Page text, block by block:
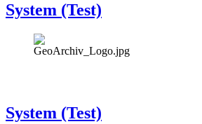
System (Test)
System (Test)